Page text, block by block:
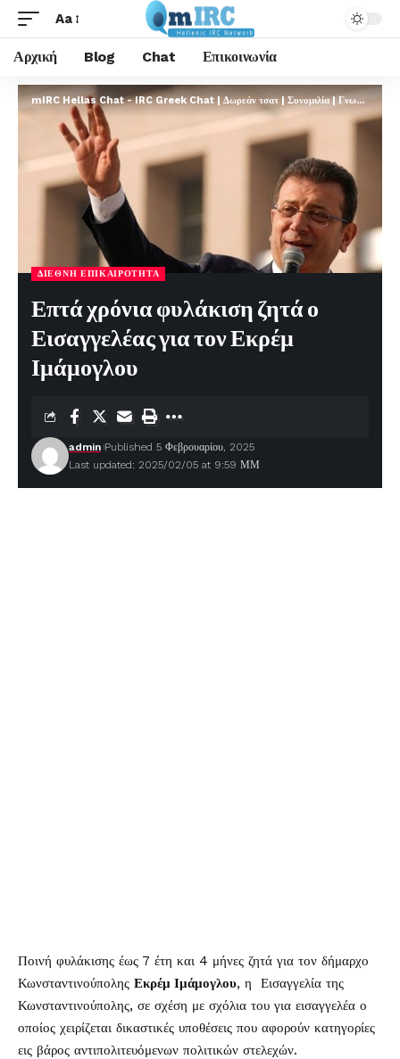
Aa
Αρχική Blog Chat Επικοινωνία
mIRC Hellas Chat - IRC Greek Chat | Δωρεάν τσατ | Συνομιλία | Γνωριμίες | FREE
ΔΙΕΘΝΉ ΕΠΙΚΑΙΡΌΤΗΤΑ
Επτά χρόνια φυλάκιση ζητά ο
Εισαγγελέας για τον Εκρέμ
Ιμάμογλου
Last updated: 2025/02/05 at 9:59 ΜΜ
admin Published 5 Φεβρουαρίου, 2025
Ποινή φυλάκισης έως 7 έτη και 4 μήνες ζητά για τον δήμαρχο
Κωνσταντινούπολης Εκρέμ Ιμάμογλου, η Εισαγγελία της
Κωνσταντινούπολης, σε σχέση με σχόλια του για εισαγγελέα ο
οποίος χειρίζεται δικαστικές υποθέσεις που αφορούν κατηγορίες
εις βάρος αντιπολιτευόμενων πολιτικών στελεχών.